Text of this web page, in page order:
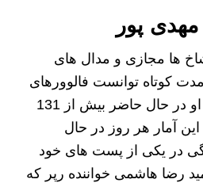
مهدی پور
ها مجازی و مدال های
کوتاه توانست فالوورهای
زیادی به خود جذب کند. او در حال حاضر بیش از 131
این آمار هر روز در حال
در یکی از پست های خود
رضا هاشمی خواننده رپر که